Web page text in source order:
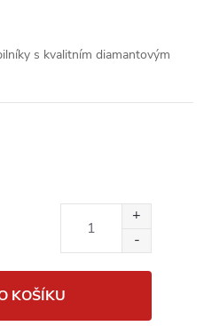
s kvalitním diamantovým
KOŠÍKU